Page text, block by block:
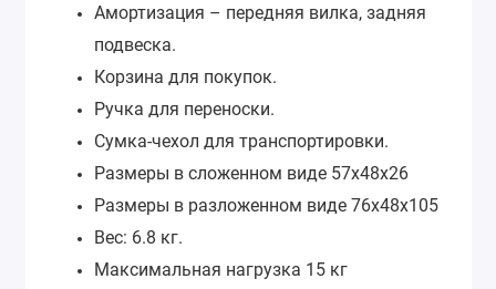
Амортизация – передняя вилка, задняя
подвеска.
Корзина для покупок.
Ручка для переноски.
Сумка-чехол для транспортировки.
Размеры в сложенном виде 57х48х26
Размеры в разложенном виде 76х48х105
Вес: 6.8 кг.
Максимальная нагрузка 15 кг